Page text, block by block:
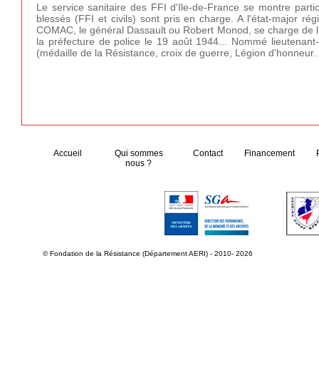
Le service sanitaire des FFI d'Ile-de-France se montre
blessés (FFI et civils) sont pris en charge. A l'état-major
COMAC, le général Dassault ou Robert Monod, se charge
la préfecture de police le 19 août 1944... Nommé
(médaille de la Résistance, croix de guerre, Légion
Accueil
Qui sommes
nous ?
Contact Financement
© Fondation de la Résistance (Département AERI) - 2010- 2026